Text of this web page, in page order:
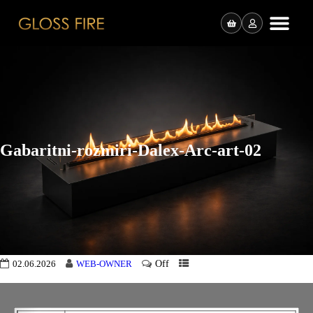
Gabaritni-rozmiri-Dalex-Arc-art-02
02.06.2026 WEB-OWNER Off